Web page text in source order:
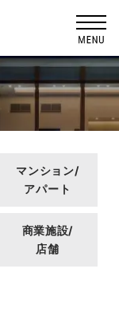
マンション/
アパート
商業施設/
店舗